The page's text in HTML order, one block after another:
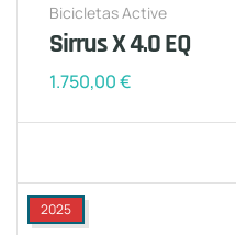
Bicicletas Active
Sirrus X 4.0 EQ
1.750,00€
2025